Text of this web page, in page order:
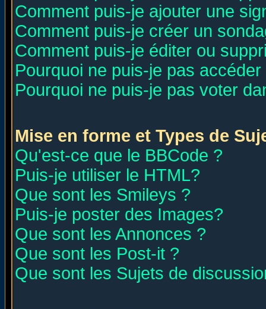
Comment puis-je ajouter une
Comment puis-je créer un
Comment puis-je éditer ou
Pourquoi ne puis-je pas
Pourquoi ne puis-je pas voter
Mise en forme et Types de
Qu'est-ce que le BBCode ?
Puis-je utiliser le HTML?
Que sont les Smileys ?
Puis-je poster des Images?
Que sont les Annonces ?
Que sont les Post-it ?
Que sont les Sujets de